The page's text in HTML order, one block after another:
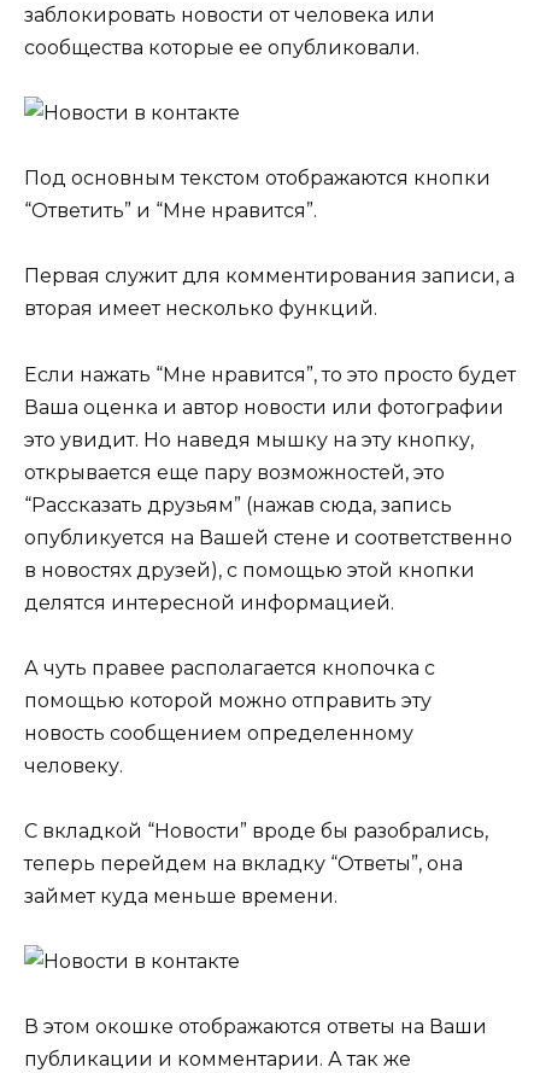
заблокировать новости от человека или
сообщества которые ее опубликовали.
Под основным текстом отображаются кнопки
“Ответить” и “Мне нравится”.
Первая служит для комментирования записи, а
вторая имеет несколько функций.
Если нажать “Мне нравится”, то это просто будет
Ваша оценка и автор новости или фотографии
это увидит. Но наведя мышку на эту кнопку,
открывается еще пару возможностей, это
“Рассказать друзьям” (нажав сюда, запись
опубликуется на Вашей стене и соответственно
в новостях друзей), с помощью этой кнопки
делятся интересной информацией.
А чуть правее располагается кнопочка с
помощью которой можно отправить эту
новость сообщением определенному
человеку.
С вкладкой “Новости” вроде бы разобрались,
теперь перейдем на вкладку “Ответы”, она
займет куда меньше времени.
В этом окошке отображаются ответы на Ваши
публикации и комментарии. А так же